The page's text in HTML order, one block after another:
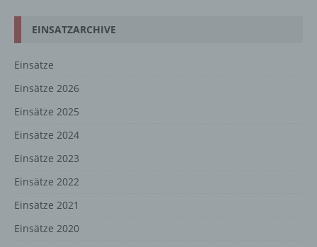
EINSATZARCHIVE
Einsätze
Einsätze 2026
Einsätze 2025
Einsätze 2024
Einsätze 2023
Einsätze 2022
Einsätze 2021
Einsätze 2020